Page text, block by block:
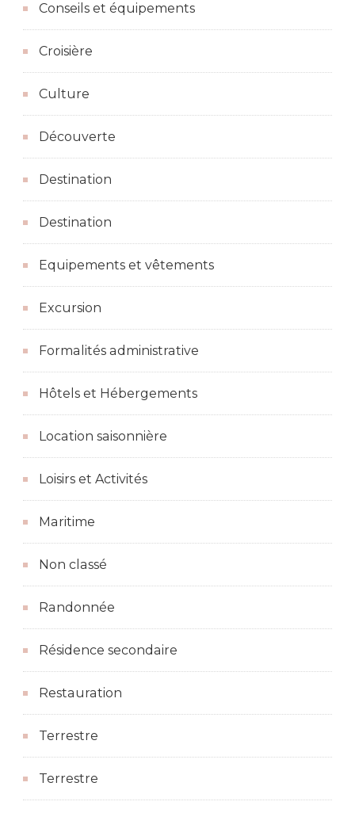
Conseils et équipements
Croisière
Culture
Découverte
Destination
Destination
Equipements et vêtements
Excursion
Formalités administrative
Hôtels et Hébergements
Location saisonnière
Loisirs et Activités
Maritime
Non classé
Randonnée
Résidence secondaire
Restauration
Terrestre
Terrestre